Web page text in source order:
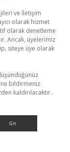
ve İletişim
olarak hizmet
olarak denetleme
Ancak, üyelerimiz
siteye üye olarak
bildirmeniz
kaldırılacaktır.